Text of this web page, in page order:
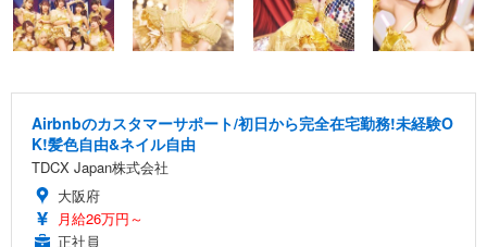
Airbnbのカスタマーサポート/初日から完全在宅勤務!未経験O
K!髪色自由&ネイル自由
TDCX Japan株式会社
大阪府
月給26万円～
正社員